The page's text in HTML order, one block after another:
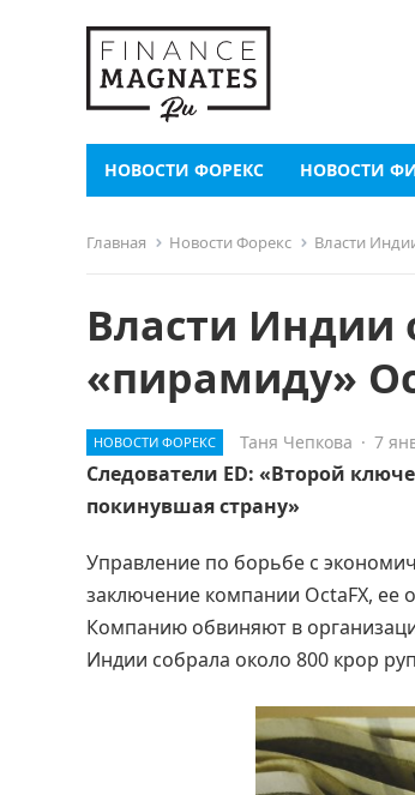
НОВОСТИ ФОРЕКС НОВОСТИ
Главная Новости Форекс Власти
Власти Индии
«пирамиду»
НОВОСТИ ФОРЕКС Таня Чепкова · 7
Следователи ED: «Второй
покинувшая страну»
Управление по борьбе с
заключение компании OctaFX,
Компанию обвиняют в
Индии собрала около 800 крор